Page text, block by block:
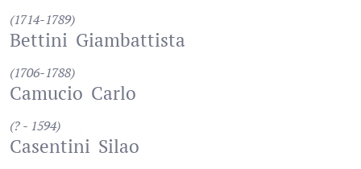
(1714-1789)
Bettini Giambattista
(1706-1788)
Camucio Carlo
(? - 1594)
Casentini Silao